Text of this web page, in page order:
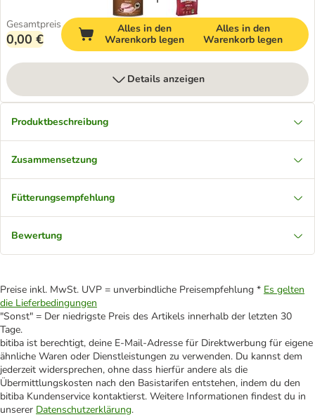
Gesamtpreis
0,00 €
Alles in den
Warenkorb legen
Alles in den
Warenkorb legen
Details anzeigen
Produktbeschreibung
Zusammensetzung
Fütterungsempfehlung
Bewertung
Preise inkl. MwSt. UVP = unverbindliche Preisempfehlung * Es gelten
die Lieferbedingungen
"Sonst" = Der niedrigste Preis des Artikels innerhalb der letzten 30
Tage.
bitiba ist berechtigt, deine E-Mail-Adresse für Direktwerbung für eigene
ähnliche Waren oder Dienstleistungen zu verwenden. Du kannst dem
jederzeit widersprechen, ohne dass hierfür andere als die
Übermittlungskosten nach den Basistarifen entstehen, indem du den
bitiba Kundenservice kontaktierst. Weitere Informationen findest du in
unserer Datenschutzerklärung.